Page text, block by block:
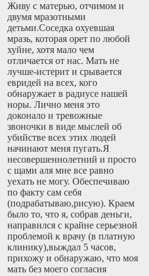
Живу с матерью, отчимом и
двумя мразотными
детьми.Соседка охуевшая
мразь, которая орет по любой
хуйне, хотя мало чем
отличается от нас. Мать не
лучше-истерит и срывается
евридей на всех, кого
обнаружает в радиусе нашей
норы. Лично меня это
доконало и тревожные
звоночки в виде мыслей об
убийстве всех этих людей
начинают меня пугать.Я
несовершеннолетний и просто
с щами аля мне все равно
уехать не могу. Обеспечиваю
по факту сам себя
(подрабатываю,рисую). Краем
было то, что я, собрав деньги,
направился с крайне серьезной
проблемой к врачу (в платную
клинику),выждал 5 часов,
прихожу и обнаружаю, что моя
мать без моего согласия